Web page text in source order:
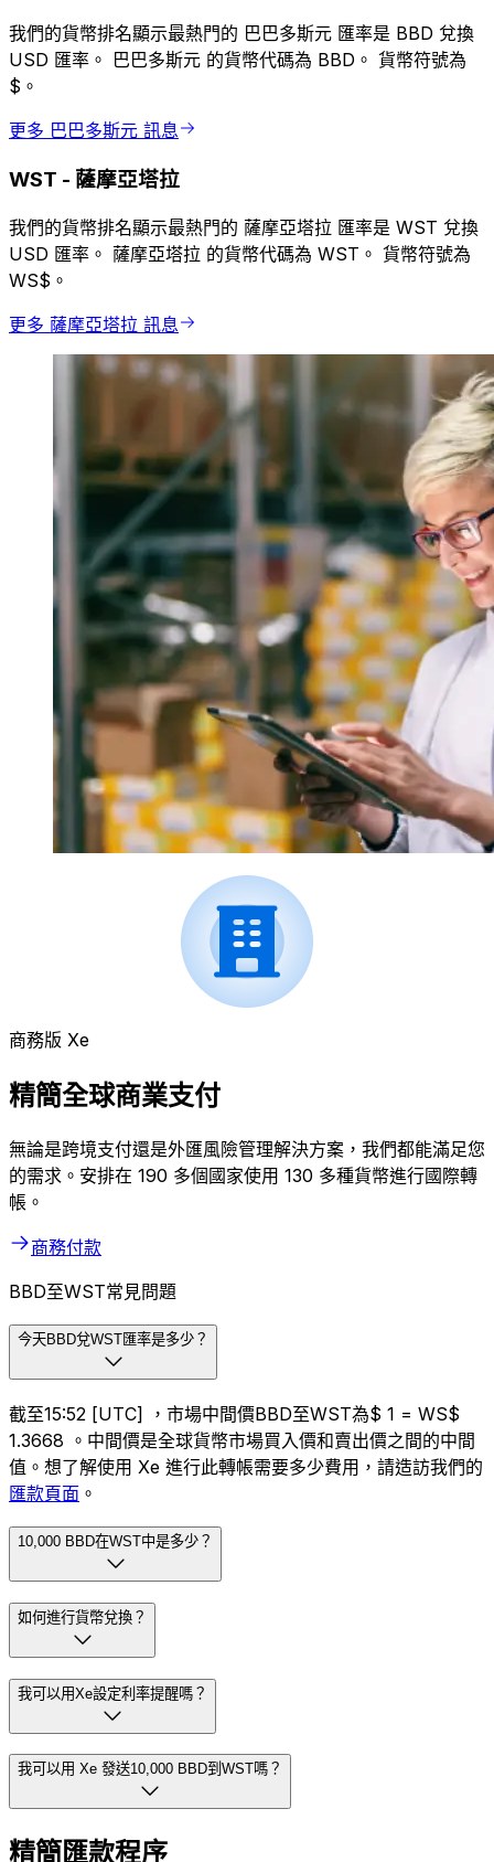
我們的貨幣排名顯示最熱門的 巴巴多斯元 匯率是 BBD 兌換
USD 匯率。 巴巴多斯元 的貨幣代碼為 BBD。 貨幣符號為
$。
更多 巴巴多斯元 訊息
WST - 薩摩亞塔拉
我們的貨幣排名顯示最熱門的 薩摩亞塔拉 匯率是 WST 兌換
USD 匯率。 薩摩亞塔拉 的貨幣代碼為 WST。 貨幣符號為
WS$。
更多 薩摩亞塔拉 訊息
商務版 Xe
精簡全球商業支付
無論是跨境支付還是外匯風險管理解決方案，我們都能滿足您
的需求。安排在 190 多個國家使用 130 多種貨幣進行國際轉
帳。
商務付款
BBD至WST常見問題
今天BBD兌WST匯率是多少？
截至15:52 [UTC] ，市場中間價BBD至WST為$ 1 = WS$
1.3668 。中間價是全球貨幣市場買入價和賣出價之間的中間
值。想了解使用 Xe 進行此轉帳需要多少費用，請造訪我們的
匯款頁面 。
10,000 BBD在WST中是多少？
如何進行貨幣兌換？
我可以用Xe設定利率提醒嗎？
我可以用 Xe 發送10,000 BBD到WST嗎？
精簡匯款程序